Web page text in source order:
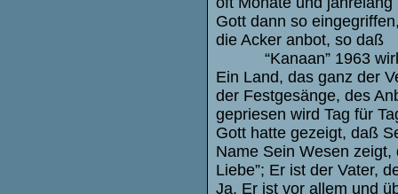
Gott dann so
die Acker anbot, so daß
“Kanaan” 1963
Ein Land, das ganz der
der Festgesänge, des
gepriesen wird Tag für
Gott hatte gezeigt, daß
Name Sein Wesen
Liebe”; Er ist der Vater,
Ja, Er ist vor allem und